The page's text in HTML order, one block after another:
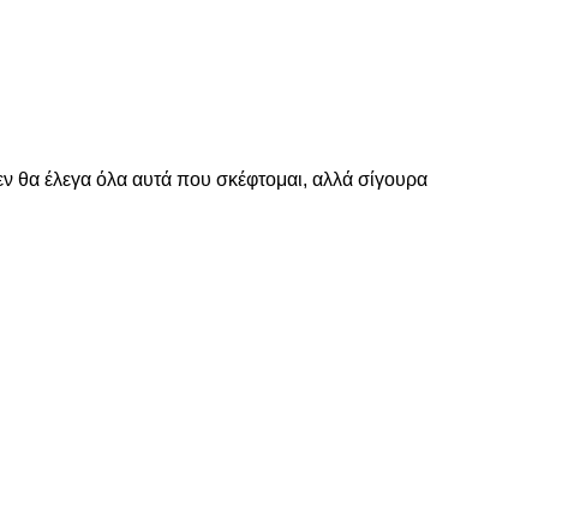
θα έλεγα όλα αυτά που σκέφτομαι, αλλά σίγουρα